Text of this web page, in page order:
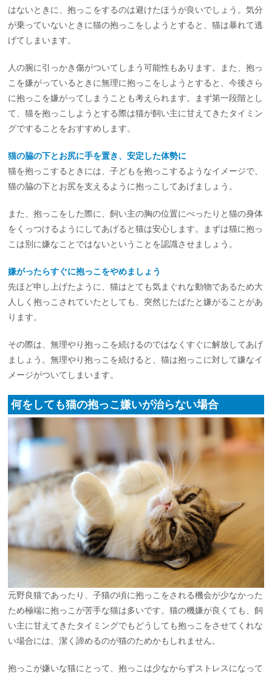
はないときに、抱っこをするのは避けたほうが良いでしょう。気分
が乗っていないときに猫の抱っこをしようとすると、猫は暴れて逃
げてしまいます。
人の腕に引っかき傷がついてしまう可能性もあります。また、抱っ
こを嫌がっているときに無理に抱っこをしようとすると、今後さら
に抱っこを嫌がってしまうことも考えられます。まず第一段階とし
て、猫を抱っこしようとする際は猫が飼い主に甘えてきたタイミン
グですることをおすすめします。
猫の脇の下とお尻に手を置き、安定した体勢に
猫を抱っこするときには、子どもを抱っこするようなイメージで、
猫の脇の下とお尻を支えるように抱っこしてあげましょう。
また、抱っこをした際に、飼い主の胸の位置にべったりと猫の身体
をくっつけるようにしてあげると猫は安心します。まずは猫に抱っ
こは別に嫌なことではないということを認識させましょう。
嫌がったらすぐに抱っこをやめましょう
先ほど申し上げたように、猫はとても気まぐれな動物であるため大
人しく抱っこされていたとしても、突然じたばたと嫌がることがあ
ります。
その際は、無理やり抱っこを続けるのではなくすぐに解放してあげ
ましょう。無理やり抱っこを続けると、猫は抱っこに対して嫌なイ
メージがついてしまいます。
何をしても猫の抱っこ嫌いが治らない場合
元野良猫であったり、子猫の頃に抱っこをされる機会が少なかった
ため極端に抱っこが苦手な猫は多いです。猫の機嫌が良くても、飼
い主に甘えてきたタイミングでもどうしても抱っこをさせてくれな
い場合には、潔く諦めるのが猫のためかもしれません。
抱っこが嫌いな猫にとって、抱っこは少なからずストレスになって